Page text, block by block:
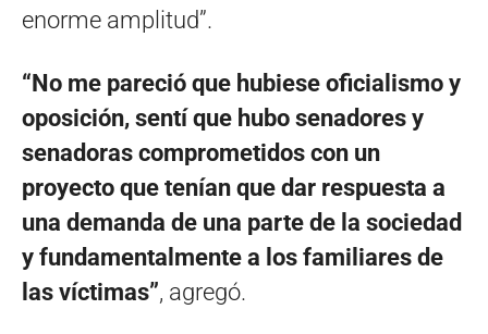
enorme amplitud”.
“No me pareció que hubiese oficialismo y
oposición, sentí que hubo senadores y
senadoras comprometidos con un
proyecto que tenían que dar respuesta a
una demanda de una parte de la sociedad
y fundamentalmente a los familiares de
las víctimas”, agregó.